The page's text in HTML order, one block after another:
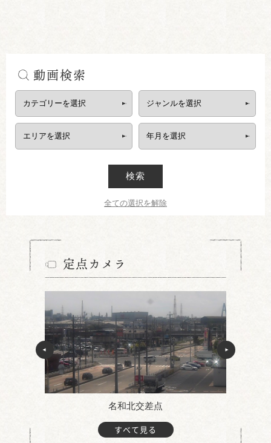
動画検索
検索
全ての選択を解除
定点カメラ
名和北交差点
すべて見る